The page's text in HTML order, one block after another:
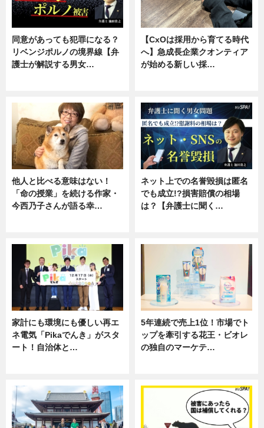
同意があっても犯罪になる？
リベンジポルノの境界線【弁
護士が解説する男女…
【CxOは採用から育てる時代
へ】急成長企業クオンティア
が始める新しい採…
他人と比べる意味はない！
「命の授業」を続ける作家・
今西乃子さんが語る幸…
ネット上での名誉毀損は匿名
でも成立!?損害賠償の相場
は？【弁護士に聞く…
家計にも環境にも優しい再エ
ネ電気「Pikaでんき」がスタ
ート！自治体と…
5年連続で売上1位！市場でト
ップを牽引する花王・ビオレ
の独自のマーケテ…